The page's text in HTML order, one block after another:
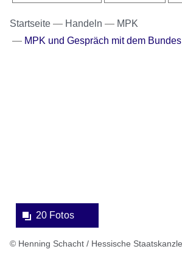
Startseite Handeln
MPK
MPK und Gespräch mit dem
20 Fotos
© Henning Schacht / Hessische